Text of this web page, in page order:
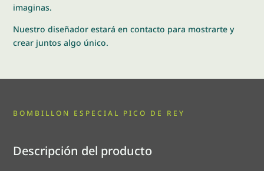
imaginas.
Nuestro diseñador estará en contacto para mostrarte y
crear juntos algo único.
BOMBILLON ESPECIAL PICO DE REY
Descripción del producto